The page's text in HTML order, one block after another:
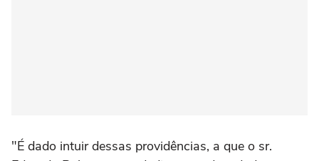
"É dado intuir dessas providências, a que o sr.